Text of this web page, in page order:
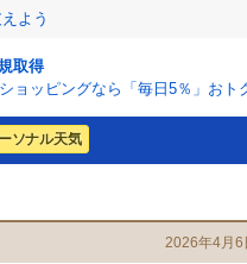
よう
取得
ョッピングなら「毎日5％」おト
ソナル天気
2026年4月